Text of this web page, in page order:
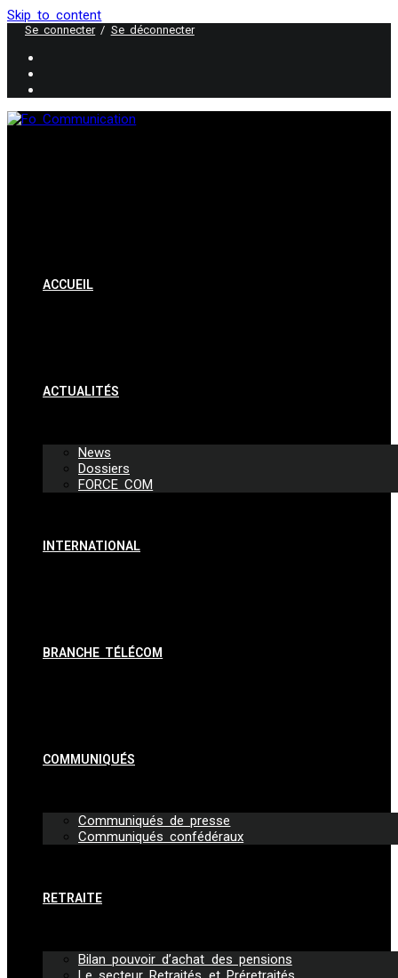
Skip to content
Se connecter/ Se déconnecter
ACCUEIL
ACTUALITÉS
News
Dossiers
FORCE COM
INTERNATIONAL
BRANCHE TÉLÉCOM
COMMUNIQUÉS
Communiqués de presse
Communiqués confédéraux
RETRAITE
Bilan pouvoir d’achat des pensions